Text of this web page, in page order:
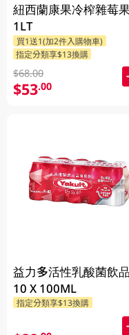
紐西蘭康果冷榨雜莓
1LT
買1送1(加2件入購物車)
指定分類享$13換購
$68.00
$53.00
益力多活性乳酸菌飲品
10 X 100ML
指定分類享$13換購